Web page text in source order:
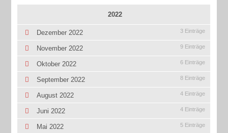
2022
Dezember 2022 3 Einträge
November 2022 9 Einträge
Oktober 2022 6 Einträge
September 2022 8 Einträge
August 2022 4 Einträge
Juni 2022 4 Einträge
Mai 2022 5 Einträge